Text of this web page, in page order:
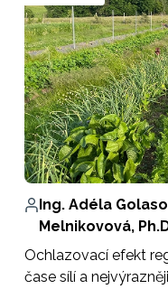
Ing. Adéla
Melnikovová,
Ochlazovací efekt
čase sílí a